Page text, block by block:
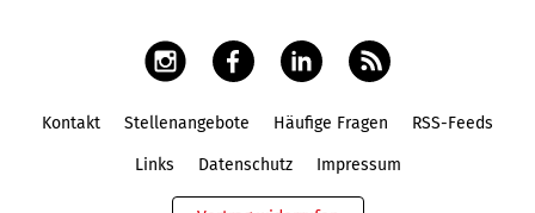
Kontakt Stellenangebote Häufige Fragen RSS-Feeds
Links Datenschutz Impressum